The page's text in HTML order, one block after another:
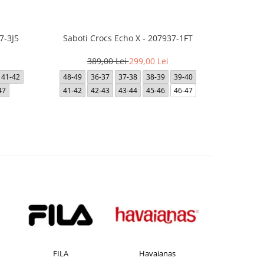
3J5
41-42
Saboti Crocs Echo X - 207937-1FT
389,00 Lei299,00 Lei
48-49 36-37 37-38 38-39
39-40
41-42
42-43 43-44 45-46 46-47
Havaianas